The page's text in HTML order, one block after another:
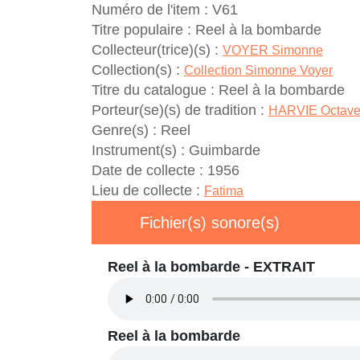
Numéro de l'item : V61
Titre populaire : Reel à la bombarde
Collecteur(trice)(s) : VOYER Simonne
Collection(s) : Collection Simonne Voyer
Titre du catalogue : Reel à la bombarde
Porteur(se)(s) de tradition : HARVIE Octave
Genre(s) : Reel
Instrument(s) : Guimbarde
Date de collecte : 1956
Lieu de collecte : Fatima
Fichier(s) sonore(s)
Reel à la bombarde - EXTRAIT
Reel à la bombarde